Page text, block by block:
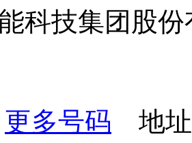
科技集团股
更多号码 地址